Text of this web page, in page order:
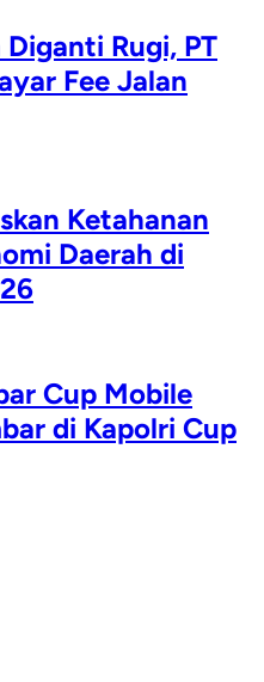
Rugi, PT
Fee Jalan
Ketahanan
Daerah di
Cup Mobile
di Kapolri Cup